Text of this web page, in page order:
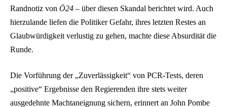
Randnotiz von Ö24 – über diesen Skandal berichtet wird. Auch
hierzulande liefen die Politiker Gefahr, ihres letzten Restes an
Glaubwürdigkeit verlustig zu gehen, machte diese Absurdität die
Runde.
Die Vorführung der „Zuverlässigkeit“ von PCR-Tests, deren
„positive“ Ergebnisse den Regierenden ihre stets weiter
ausgedehnte Machtaneignung sichern, erinnert an John Pombe